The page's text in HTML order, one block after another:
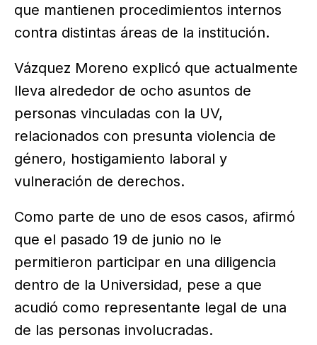
que mantienen procedimientos internos
contra distintas áreas de la institución.
Vázquez Moreno explicó que actualmente
lleva alrededor de ocho asuntos de
personas vinculadas con la UV,
relacionados con presunta violencia de
género, hostigamiento laboral y
vulneración de derechos.
Como parte de uno de esos casos, afirmó
que el pasado 19 de junio no le
permitieron participar en una diligencia
dentro de la Universidad, pese a que
acudió como representante legal de una
de las personas involucradas.